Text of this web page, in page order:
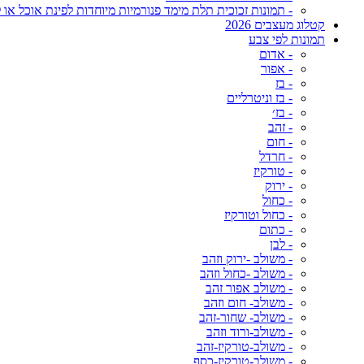
- תמונות זכוכית תלת מימד פנורמיות מיוחדות לפינת אוכל או
קטלוג מעצבים 2026
תמונות לפי צבע
- אדום
- אפור
- בז
- בז וניטרליים
- בז׳
- זהב
- חום
- חרדל
- טורקיז
- ירוק
- כחול
- כחול וטורקיז
- כתום
- לבן
- משולב -ירוק וזהב
- משולב -כחול וזהב
- משולב אפור זהב
- משולב- חום וזהב
- משולב- שחור-זהב
- משולב-ורוד וזהב
- משולב-טורקיז-זהב
- משולב-טורקיז-כסף